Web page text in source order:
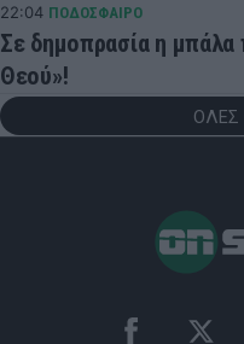
22:04 ΠΟΔΟΣΦΑΙΡΟ
Σε δημοπρασία η μπάλα
Θεού»!
ΟΛΕΣ